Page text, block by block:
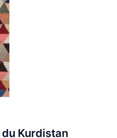
Kurdistan